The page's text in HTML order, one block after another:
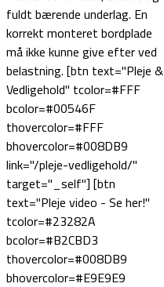
fuldt bærende underlag. En
korrekt monteret bordplade
må ikke kunne give efter ved
belastning. [btn text="Pleje &
Vedligehold" tcolor=#FFF
bcolor=#00546F
thovercolor=#FFF
bhovercolor=#008DB9
link="/pleje-vedligehold/"
target="_self"] [btn
text="Pleje video - Se her!"
tcolor=#23282A
bcolor=#B2CBD3
thovercolor=#008DB9
bhovercolor=#E9E9E9